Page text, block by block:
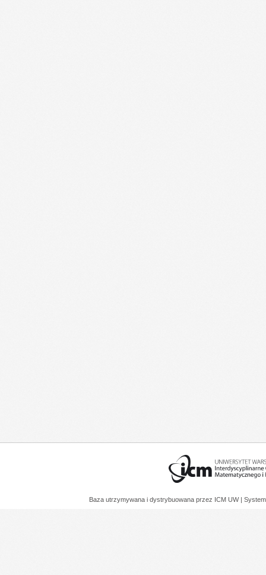
Baza utrzymywana i dystrybuowana przez ICM UW |